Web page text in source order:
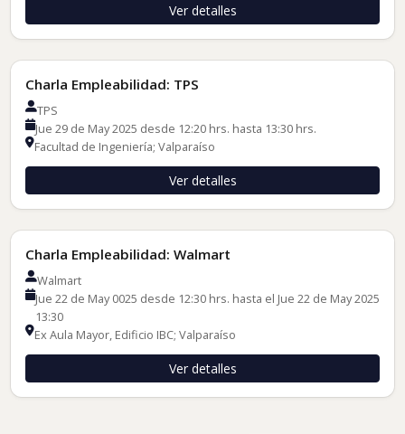
Ver detalles
Charlas de Empleadores
Charla Empleabilidad: TPS
TPS
Jue 29 de May 2025 desde 12:20 hrs. hasta 13:30 hrs.
Facultad de Ingeniería; Valparaíso
Ver detalles
Charlas de Empleadores
Charla Empleabilidad: Walmart
Walmart
Jue 22 de May 0025 desde 12:30 hrs. hasta el Jue 22 de May 2025
13:30
Ex Aula Mayor, Edificio IBC; Valparaíso
Ver detalles